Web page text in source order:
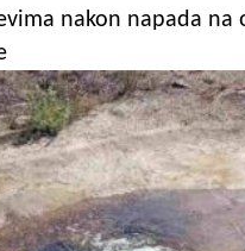
nakon napada na